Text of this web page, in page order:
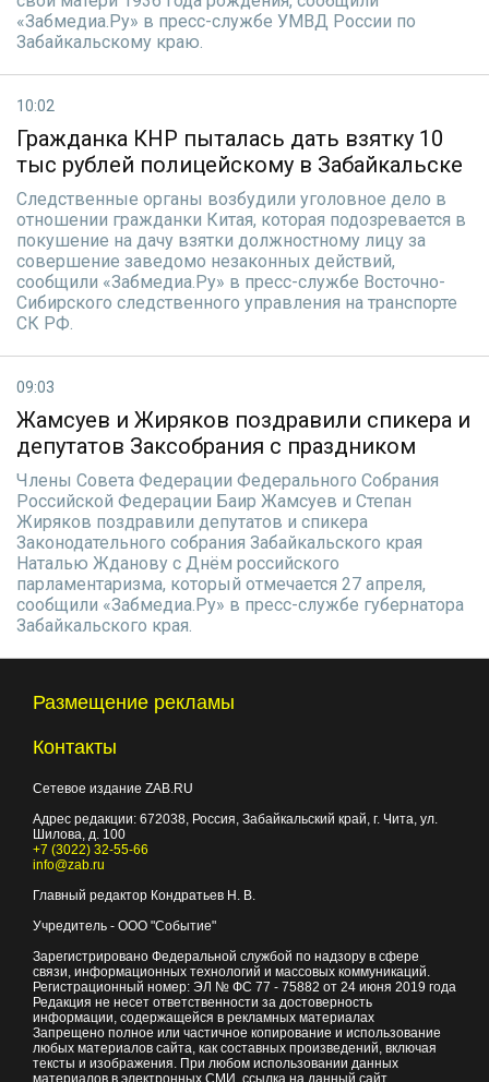
«Забмедиа.Ру» в пресс-службе УМВД России по
Забайкальскому краю.
10:02
Гражданка КНР пыталась дать взятку 10
тыс рублей полицейскому в Забайкальске
Следственные органы возбудили уголовное дело в
отношении гражданки Китая, которая подозревается в
покушение на дачу взятки должностному лицу за
совершение заведомо незаконных действий,
сообщили «Забмедиа.Ру» в пресс-службе Восточно-
Сибирского следственного управления на транспорте
СК РФ.
09:03
Жамсуев и Жиряков поздравили спикера и
депутатов Заксобрания с праздником
Члены Совета Федерации Федерального Собрания
Российской Федерации Баир Жамсуев и Степан
Жиряков поздравили депутатов и спикера
Законодательного собрания Забайкальского края
Наталью Жданову с Днём российского
парламентаризма, который отмечается 27 апреля,
сообщили «Забмедиа.Ру» в пресс-службе губернатора
Забайкальского края.
Размещение рекламы
Контакты
Сетевое издание ZAB.RU
Адрес редакции: 672038, Россия, Забайкальский край, г. Чита, ул.
Шилова, д. 100
+7 (3022) 32-55-66
info@zab.ru
Главный редактор Кондратьев Н. В.
Учредитель - ООО "Событие"
Зарегистрировано Федеральной службой по надзору в сфере
связи, информационных технологий и массовых коммуникаций.
Регистрационный номер: ЭЛ № ФС 77 - 75882 от 24 июня 2019 года
Редакция не несет ответственности за достоверность
информации, содержащейся в рекламных материалах
Запрещено полное или частичное копирование и использование
любых материалов сайта, как составных произведений, включая
тексты и изображения. При любом использовании данных
материалов в электронных СМИ, ссылка на данный сайт